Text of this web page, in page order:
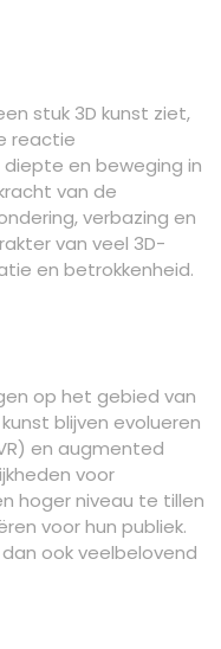
stuk 3D kunst ziet,
reactie
en beweging in
van de
verbazing en
van veel 3D-
en betrokkenheid.
op het gebied van
blijven evolueren
en augmented
voor
hoger niveau te tillen
voor hun publiek.
ook veelbelovend